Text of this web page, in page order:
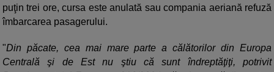
puţin trei ore, cursa este anulată sau compania aeriană refuză
îmbarcarea pasagerului.
"Din păcate, cea mai mare parte a călătorilor din Europa
Centrală şi de Est nu ştiu că sunt îndreptăţiţi, potrivit